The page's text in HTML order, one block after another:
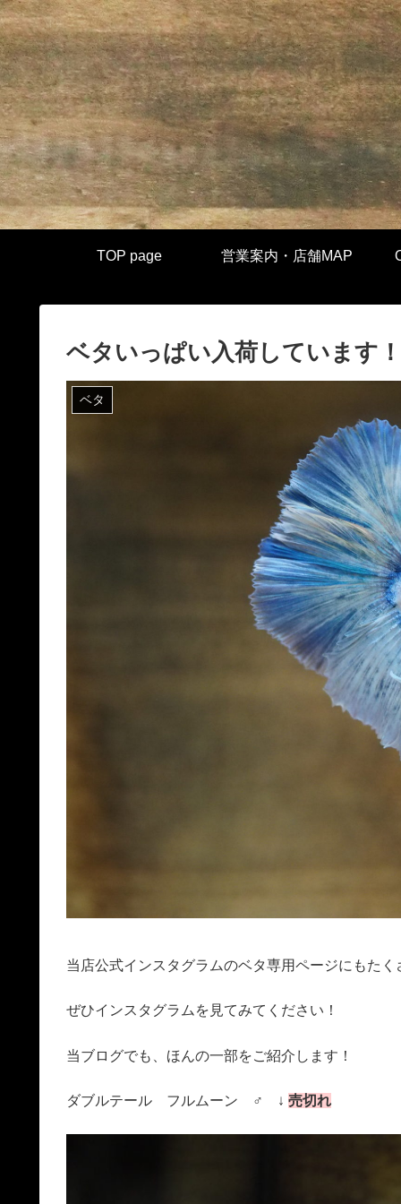
TOP page 営業案内・店舗MAP
ベタいっぱい入荷しています！
ベタ
当店公式インスタグラムのベタ専用ページにもた
ぜひインスタグラムを見てみてください！
当ブログでも、ほんの一部をご紹介します！
ダブルテール フルムーン ♂ ↓ 売切れ